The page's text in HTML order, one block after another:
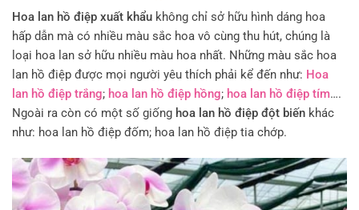
Hoa lan hồ điệp xuất khẩu không chỉ sở hữu hình dáng hoa
hấp dẫn mà có nhiều màu sắc hoa vô cùng thu hút, chúng là
loại hoa lan sở hữu nhiều màu hoa nhất. Những màu sắc hoa
lan hồ điệp được mọi người yêu thích phải kể đến như: Hoa
lan hồ điệp trắng; hoa lan hồ điệp hồng; hoa lan hồ điệp tím….
Ngoài ra còn có một số giống hoa lan hồ điệp đột biến khác
như: hoa lan hồ điệp đốm; hoa lan hồ điệp tia chớp.